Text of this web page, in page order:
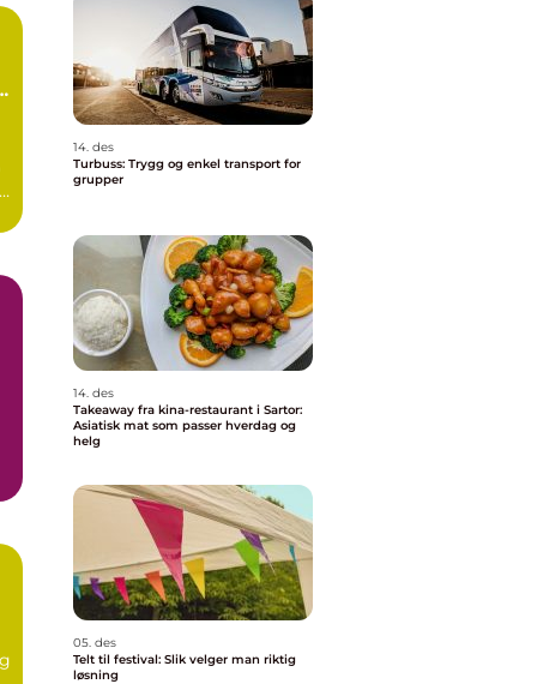
14. des
Turbuss: Trygg og enkel transport for
grupper
14. des
Takeaway fra kina-restaurant i Sartor:
Asiatisk mat som passer hverdag og
helg
05. des
Telt til festival: Slik velger man riktig
løsning